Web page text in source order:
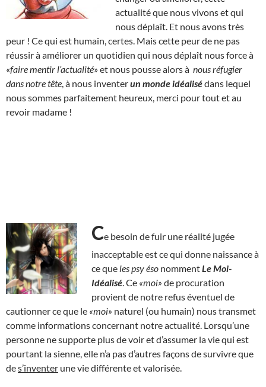
actualité que nous vivons et qui
nous déplaît. Et nous avons très
peur ! Ce qui est humain, certes. Mais cette peur de ne pas
réussir à améliorer un quotidien qui nous déplaît nous force à
«faire mentir l’actualité» et nous pousse alors à nous réfugier
dans notre tête , à nous inventerun monde idéalisédans lequel
nous sommes parfaitement heureux, merci pour tout et au
revoir madame !
Ce besoin de fuir une réalité jugée
inacceptable est ce qui donne naissance à
ce que les psy éso nommentLe Moi-
Idéalisé . Ce «moi» de procuration
provient de notre refus éventuel de
cautionner ce que le «moi» naturel (ou humain) nous transmet
comme informations concernant notre actualité. Lorsqu’une
personne ne supporte plus de voir et d’assumer la vie qui est
pourtant la sienne, elle n’a pas d’autres façons de survivre que
des’inventer une vie différente et valorisée.